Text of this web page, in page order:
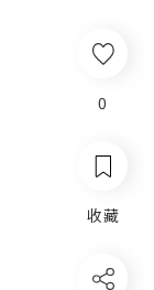
0
收藏